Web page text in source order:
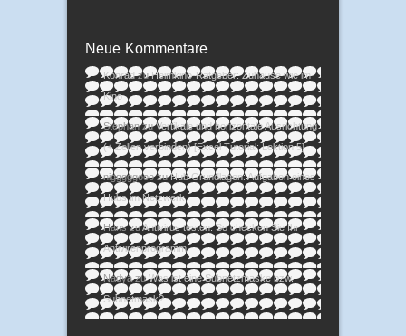
Neue Kommentare
KonradzuHeimkino-Ratgeber: Zuhause wie im
Kino
StephanzuVertikale und horizontale Ausrichtung
(+ Zellen verbinden) [Excel Tutorial: Lektion 5]
nigggggooozuHub Grundlagen: Aufgaben eines
Hubs im Netzwerk
HanszuAntivirus testen: So checken Sie Ihr
Antivirenprogramm
NadyazuWas ist eine Subnetzmaske bzw.
Subnetmask?